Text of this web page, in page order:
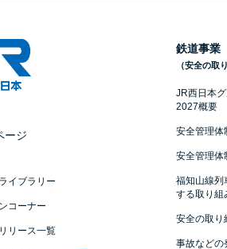
ージ
鉄道事業
（安全の取
JR西日本
2027概要
安全管理体
安全管理体
福知山線列
する取り組
安全の取り
事故などの
イブラリー
コーナー
リース一覧